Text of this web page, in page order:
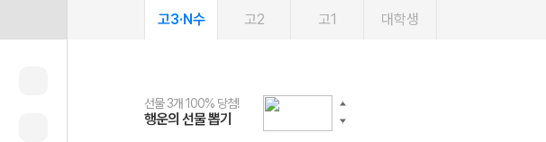
고3·N수 고2 고1 대학생
선물 3개 100% 당첨!
행운의 선물 뽑기
선물 100% 증정!
메가스터디 X 올리브
여름방학 스터디 캐시백
메가런 썸머스쿨
2027 러셀 단과
강사 공개선발
스마트러닝앱
설문 EVENT
메가패스
3일 무료 체험권
메가패스 수강생 무료혜택!
메가클럽 멤버십
사회공헌 캠페인
희망이룸 메가나눔